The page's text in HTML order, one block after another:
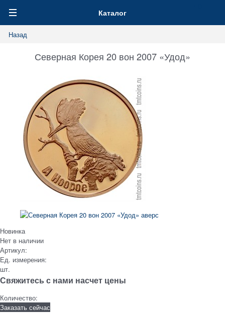
Каталог
Назад
Северная Корея 20 вон 2007 «Удод»
Новинка
Нет в наличии
Артикул:
Ед. измерения:
шт.
Свяжитесь с нами насчет цены
Количество:
Заказать сейчас